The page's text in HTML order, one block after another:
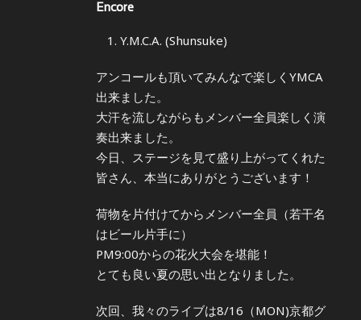
Encore
Y.M.C.A. (Shunsuke)
アンコールも頂いてみんなで楽しくYMCA
出来ました。
大汗を流しながらもメンバー全員楽しく演
奏出来ました。
今日、ステージを見て盛り上がってくれた
皆さん、本当にありがとうございます！
荷物を片付けてからメンバー全員（若干名
はビール片手に）
PM9:00からの花火大会を堪能！
とても良い夏の思い出となりました。
次回、我々のライブは8/16（MON)京都グ